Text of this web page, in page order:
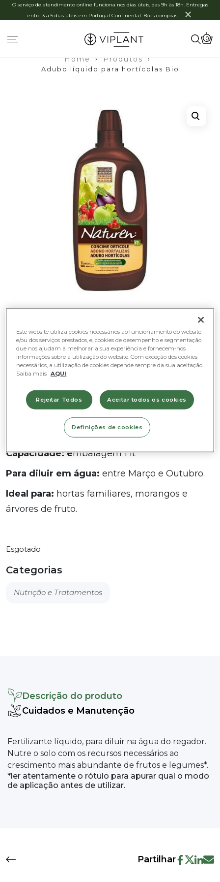
O serviço de atendimento online funciona nos dias úteis, das 9h às 18h. Entregas
entre 3 a 5 dias úteis em Portugal Continental. Boas compras!
×
0
Home › Produtos
›
Adubo líquido para hortícolas Bio
Adubo líquido
para hortícolas
Bio
Capacidade: embalagem 1 lt
Para diluir em água: entre Março e Outubro.
Ideal para: hortas familiares, morangos e
árvores de fruto.
Esgotado
Categorias
Nutrição e Tratamentos
Descrição do produto
Cuidados e Manutenção
Fertilizante líquido, para diluir na água do regador.
Nutre o solo com os recursos necessários ao
crescimento mais abundante de frutos e legumes*.
*ler atentamente o rótulo para apurar qual o modo
de aplicação antes de utilizar.
Partilhar
Este website utiliza cookies necessários ao funcionamento do website
e/ou dos serviços prestados, e, cookies de desempenho e segmentação
que nos ajudam a melhorar a sua experiência e fornecem-nos
informações sobre a utilização do website. Com exceção dos cookies
necessários, a utilização de cookies depende sempre da sua aceitação.
Saiba mais AQUI
Rejeitar Todos Aceitar todos os cookies
Definições de cookies